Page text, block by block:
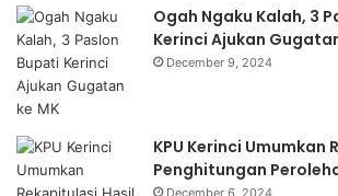
Ogah Ngaku Kalah, 3
Kerinci Ajukan
December 9, 2024
KPU Kerinci Umumkan
Penghitungan
December 6, 2024